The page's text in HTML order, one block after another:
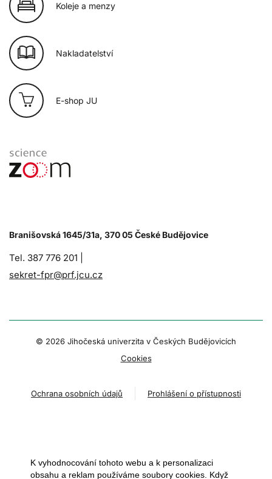
Koleje a menzy
Nakladatelství
E-shop JU
Branišovská 1645/31a, 370 05 České Budějovice
Tel. 387 776 201 |
sekret-fpr@prf.jcu.cz
© 2026 Jihočeská univerzita v Českých Budějovicích
Cookies
Ochrana osobních údajů Prohlášení o přístupnosti
K vyhodnocování tohoto webu a k personalizaci
obsahu a reklam používáme soubory cookies. Když